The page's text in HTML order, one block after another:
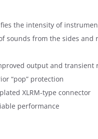
the intensity of
sounds from the sides
output and transient
“pop” protection
XLRM-type connector
performance